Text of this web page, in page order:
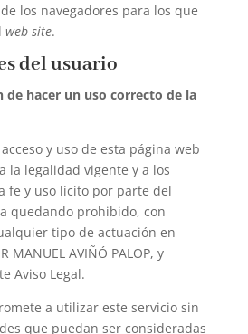
los navegadores para los que
web site.
del usuario
hacer un uso correcto de la
y uso de esta página web
la legalidad vigente y a los
fe y uso lícito por parte del
quedando prohibido, con
tipo de actuación en
MANUEL AVIÑÓ PALOP, y
Aviso Legal.
a utilizar este servicio sin
que puedan ser consideradas